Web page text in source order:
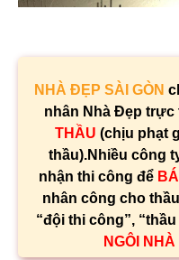
NHÀ ĐẸP SÀI GÒN
nhân Nhà Đẹp trực
THẦU (chịu phạt
thầu).Nhiều công
nhận thi công để
nhân công cho
“đội thi công”,
NGÔI